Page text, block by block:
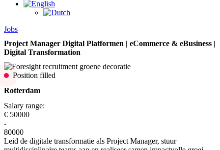
Jobs
Project Manager Digital Platformen | eCommerce & eBusiness |
Digital Transformation
Position filled
Rotterdam
Salary range:
€ 50000
-
80000
Leid de digitale transformatie als Project Manager, stuur